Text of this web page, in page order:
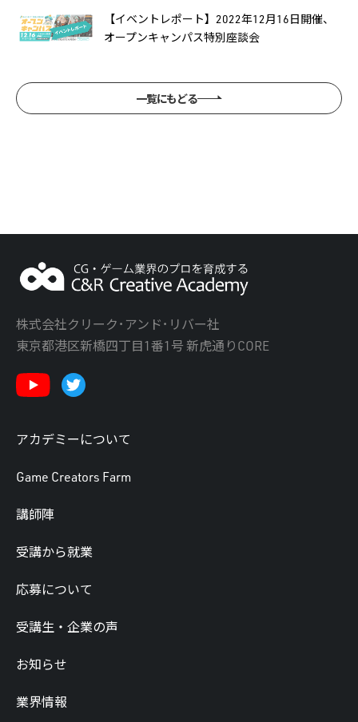
【イベントレポート】2022年12月16日開催、
オープンキャンパス特別座談会
一覧にもどる
株式会社クリーク･アンド･リバー社
東京都港区新橋四丁目1番1号 新虎通りCORE
アカデミーについて
Game Creators Farm
講師陣
受講から就業
応募について
受講生・企業の声
お知らせ
業界情報